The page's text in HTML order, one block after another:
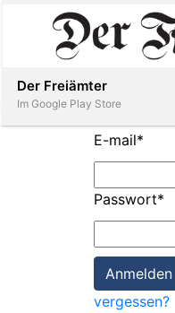
Inserieren
E-mail*
Passwort*
vergessen?
Der Freiämter
Im Google Play Store